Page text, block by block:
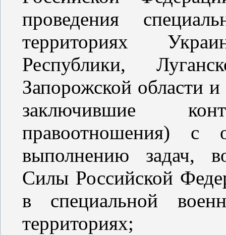
проведения
территориях
Республики,
Запорожской области
заключившие
правоотношения) с
выполнению задач,
Силы Российской
в специальной
территориях;